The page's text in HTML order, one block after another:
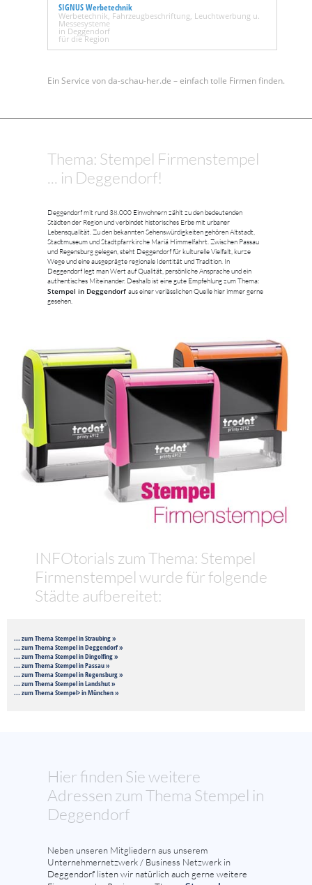
SIGNUS Werbetechnik
Werbetechnik, Fahrzeugbeschriftung, Leuchtwerbung u.
Messesysteme
in Deggendorf
für die Region
Ein Service von da-schau-her.de – einfach tolle Firmen finden.
Thema: Stempel Firmenstempel
... in Deggendorf!
Deggendorf mit rund 38.000 Einwohnern zählt zu den bedeutenden
Städten der Region und verbindet historisches Erbe mit urbaner
Lebensqualität. Zu den bekannten Sehenswürdigkeiten gehören Altstadt,
Stadtmuseum und Stadtpfarrkirche Mariä Himmelfahrt. Zwischen Passau
und Regensburg gelegen, steht Deggendorf für kulturelle Vielfalt, kurze
Wege und eine ausgeprägte regionale Identität und Tradition. In
Deggendorf legt man Wert auf Qualität, persönliche Ansprache und ein
authentisches Miteinander. Deshalb ist eine gute Empfehlung zum Thema:
Stempel in Deggendorf aus einer verlässlichen Quelle hier immer gerne
gesehen.
INFOtorials zum Thema: Stempel
Firmenstempel wurde für folgende
Städte aufbereitet:
... zum Thema Stempel in Straubing »
... zum Thema Stempel in Deggendorf »
... zum Thema Stempel in Dingolfing »
... zum Thema Stempel in Passau »
... zum Thema Stempel in Regensburg »
... zum Thema Stempel in Landshut »
... zum Thema Stempel> in München »
Hier finden Sie weitere
Adressen zum Thema Stempel in
Deggendorf
Neben unseren Mitgliedern aus unserem
Unternehmernetzwerk / Business Netzwerk in
Deggendorf listen wir natürlich auch gerne weitere